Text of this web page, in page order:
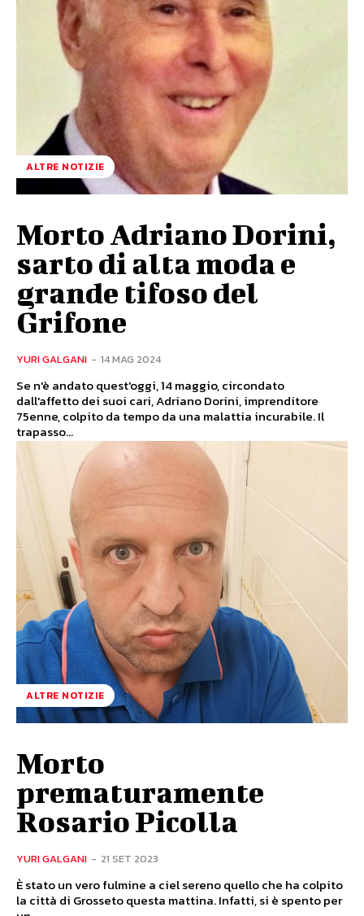
ALTRE NOTIZIE
Morto Adriano Dorini,
sarto di alta moda e
grande tifoso del
Grifone
YURI GALGANI - 14 MAG 2024
Se n'è andato quest'oggi, 14 maggio, circondato
dall'affetto dei suoi cari, Adriano Dorini, imprenditore
75enne, colpito da tempo da una malattia incurabile. Il
trapasso...
ALTRE NOTIZIE
Morto
prematuramente
Rosario Picolla
YURI GALGANI - 21 SET 2023
È stato un vero fulmine a ciel sereno quello che ha colpito
la città di Grosseto questa mattina. Infatti, si è spento per